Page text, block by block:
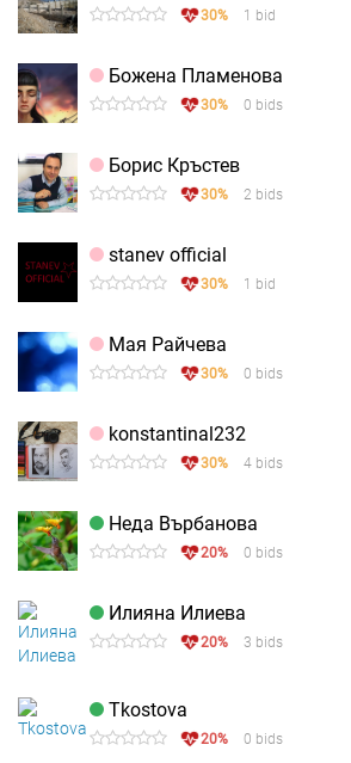
30% 1 bid
Божена Пламенова
30% 0 bids
Борис Кръстев
30% 2 bids
stanev official
30% 1 bid
Maя Райчева
30% 0 bids
konstantinal232
30% 4 bids
Неда Върбанова
20% 0 bids
Илияна Илиева
20% 3 bids
Tkostova
20% 0 bids